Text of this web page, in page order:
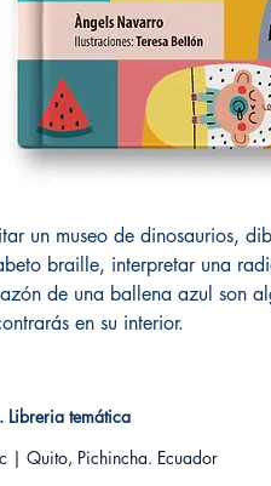
un museo de dinosaurios,
braille, interpretar una
de una ballena azul son
en su interior.
Libreria temática
| Quito, Pichincha. Ecuador